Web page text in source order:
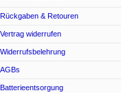
Rückgaben & Retouren
Vertrag widerrufen
Widerrufsbelehrung
AGBs
Batterieentsorgung